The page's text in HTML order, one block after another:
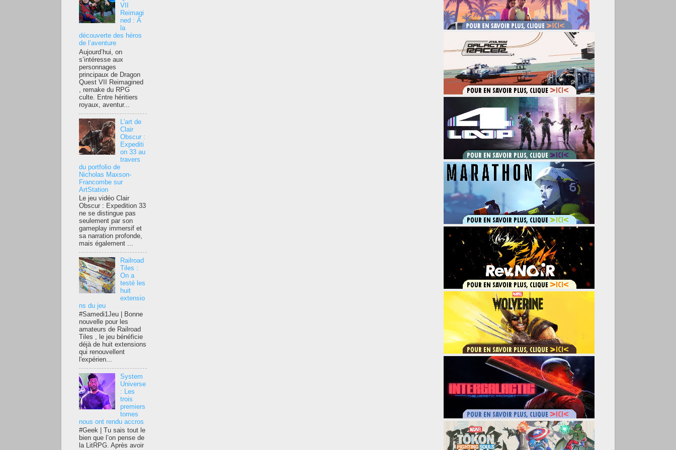
VII
Reimagi
ned : À
la
découverte des héros
de l’aventure
Aujourd’hui, on
s’intéresse aux
personnages
principaux de Dragon
Quest VII Reimagined
, remake du RPG
culte. Entre héritiers
royaux, aventur...
L'art de
Clair
Obscur :
Expediti
on 33 au
travers
du portfolio de
Nicholas Maxson-
Francombe sur
ArtStation
Le jeu vidéo Clair
Obscur : Expedition 33
ne se distingue pas
seulement par son
gameplay immersif et
sa narration profonde,
mais également ...
Railroad
Tiles :
On a
testé les
huit
extensio
ns du jeu
#Samedi1Jeu | Bonne
nouvelle pour les
amateurs de Railroad
Tiles , le jeu bénéficie
déjà de huit extensions
qui renouvellent
l'expérien...
System
Universe
: Les
trois
premiers
tomes
nous ont rendu accros
#Geek | Tu sais tout le
bien que l’on pense de
la LitRPG. Après avoir